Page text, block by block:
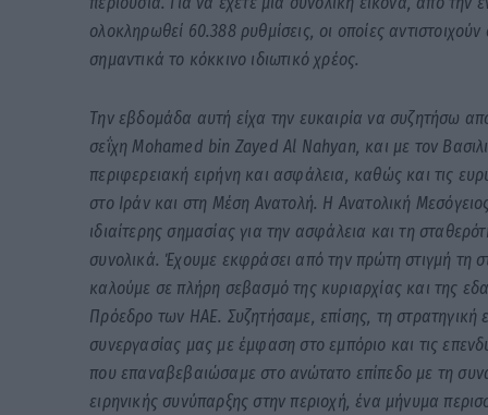
ολοκληρωθεί 60.388 ρυθμίσεις, οι οποίες
σημαντικά το κόκκινο ιδιωτικό χρέος.
Την εβδομάδα αυτή είχα την ευκαιρία να συζητήσω
σεΐχη Mohamed bin Zayed Al Nahyan, και με τον
περιφερειακή ειρήνη και ασφάλεια, καθώς και τις
στο Ιράν και στη Μέση Ανατολή. Η Ανατολική
ιδιαίτερης σημασίας για την ασφάλεια και τη
συνολικά. Έχουμε εκφράσει από την πρώτη στιγμή τη
καλούμε σε πλήρη σεβασμό της κυριαρχίας και της
Πρόεδρο των ΗΑΕ. Συζητήσαμε, επίσης, τη στρατηγική
συνεργασίας μας με έμφαση στο εμπόριο και τις
που επαναβεβαιώσαμε στο ανώτατο επίπεδο με τη
ειρηνικής συνύπαρξης στην περιοχή, ένα μήνυμα